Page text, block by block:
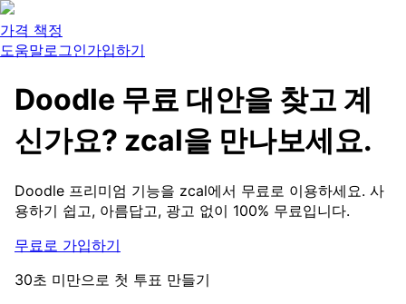
가격 책정
도움말로그인가입하기
Doodle 무료 대안을 찾고 계
신가요? zcal을 만나보세요.
Doodle 프리미엄 기능을 zcal에서 무료로 이용하세요. 사
용하기 쉽고, 아름답고, 광고 없이 100% 무료입니다.
무료로 가입하기
30초 미만으로 첫 투표 만들기